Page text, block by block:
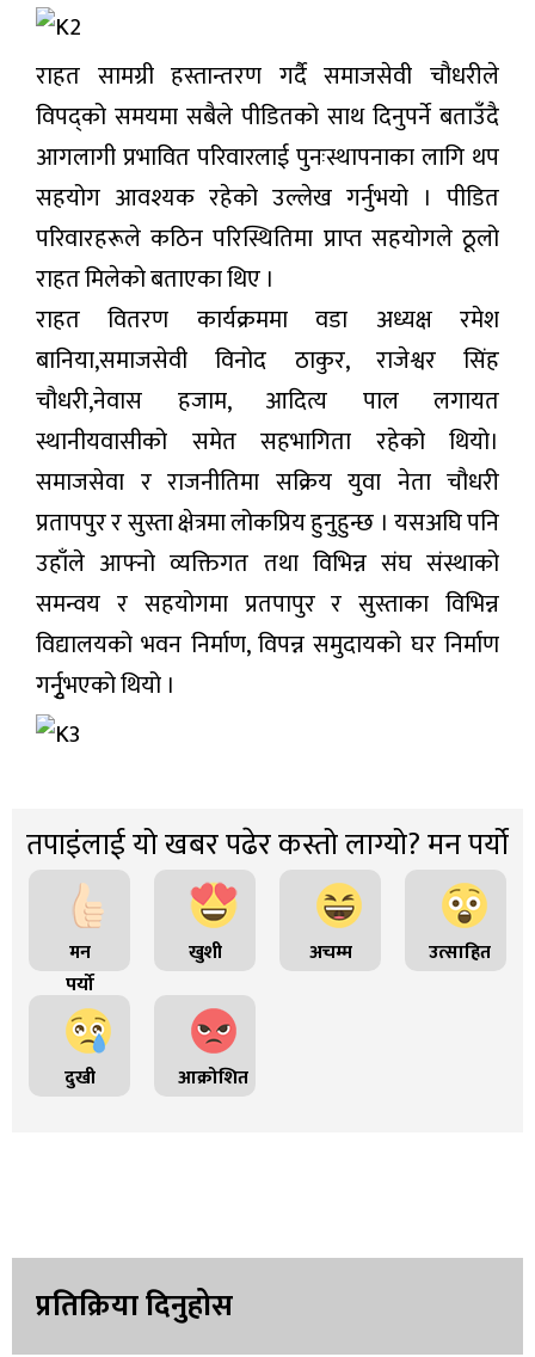
राहत सामग्री हस्तान्तरण गर्दै समाजसेवी चौधरीले
विपद्को समयमा सबैले पीडितको साथ दिनुपर्ने बताउँदै
आगलागी प्रभावित परिवारलाई पुनःस्थापनाका लागि थप
सहयोग आवश्यक रहेको उल्लेख गर्नुभयो । पीडित
परिवारहरूले कठिन परिस्थितिमा प्राप्त सहयोगले ठूलो
राहत मिलेको बताएका थिए ।
राहत वितरण कार्यक्रममा वडा अध्यक्ष रमेश
बानिया,समाजसेवी विनोद ठाकुर, राजेश्वर सिंह
चौधरी,नेवास हजाम, आदित्य पाल लगायत
स्थानीयवासीको समेत सहभागिता रहेको थियो।
समाजसेवा र राजनीतिमा सक्रिय युवा नेता चौधरी
प्रतापपुर र सुस्ता क्षेत्रमा लोकप्रिय हुनुहुन्छ । यसअघि पनि
उहाँले आफ्नो व्यक्तिगत तथा विभिन्न संघ संस्थाको
समन्वय र सहयोगमा प्रतपापुर र सुस्ताका विभिन्न
विद्यालयको भवन निर्माण, विपन्न समुदायको घर निर्माण
गर्नुृभएको थियो ।
तपाइंलाई यो खबर पढेर कस्तो लाग्यो? मन पर्यो
मन
पर्यो
खुशी अचम्म उत्साहित
दुखी आक्रोशित
प्रतिक्रिया दिनुहोस